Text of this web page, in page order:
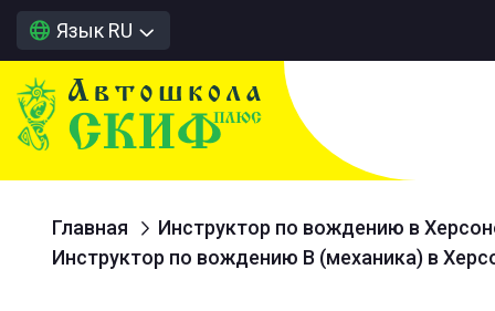
Язык RU
Главная
Инструктор по вождению в
Инструктор по вождению B (механика) в